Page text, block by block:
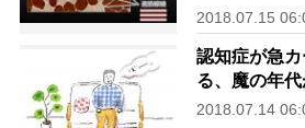
2018.07.15
認知症が急
る、魔の年代
2018.07.14